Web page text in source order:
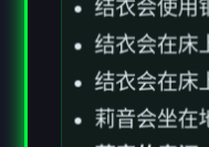
结衣会使用
结衣会在床
结衣会在床
莉音会坐在